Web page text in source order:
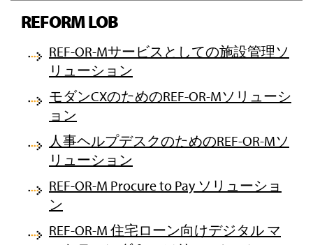
REFORM LOB
REF-OR-Mサービスとしての施設管理ソ
リューション
モダンCXのためのREF-OR-Mソリューシ
ョン
人事ヘルプデスクのためのREF-OR-Mソ
リューション
REF-OR-M Procure to Pay ソリューショ
ン
REF-OR-M 住宅ローン向けデジタル マ